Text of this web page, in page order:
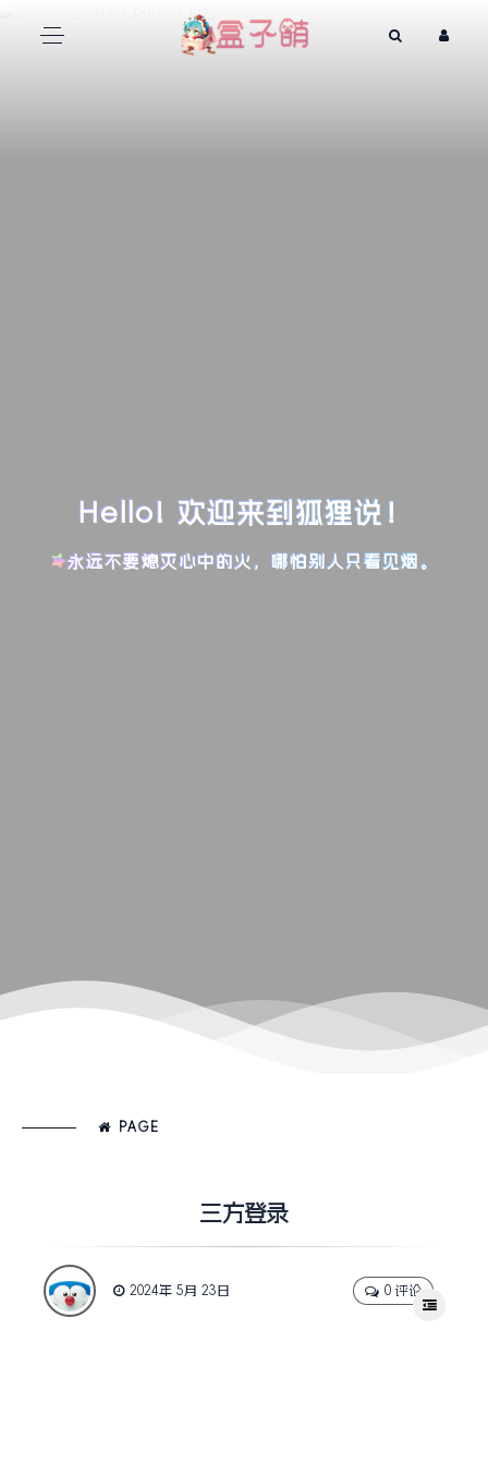
Hello! 欢迎来到狐狸说！
永远不要熄灭心中的火，哪怕别人只看见烟。
PAGE
三方登录
2024年 5月 23日 0 评论